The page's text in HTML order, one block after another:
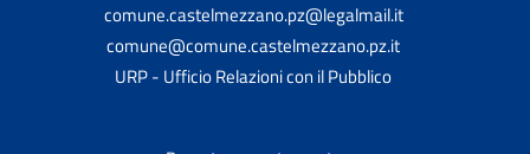
comune.castelmezzano.pz@legalmail.it
comune@comune.castelmezzano.pz.it
URP - Ufficio Relazioni con il Pubblico